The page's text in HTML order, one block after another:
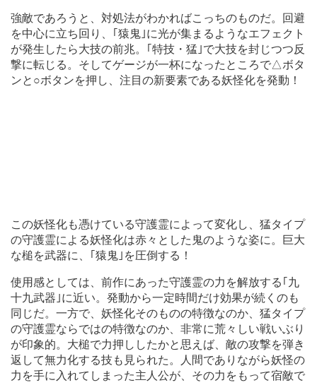
強敵であろうと、対処法がわかればこっちのものだ。回避
を中心に立ち回り、｢猿鬼｣に光が集まるようなエフェクト
が発生したら大技の前兆。｢特技・猛｣で大技を封じつつ反
撃に転じる。そしてゲージが一杯になったところで△ボタ
ンと○ボタンを押し、注目の新要素である妖怪化を発動！
この妖怪化も憑けている守護霊によって変化し、猛タイプ
の守護霊による妖怪化は赤々とした鬼のような姿に。巨大
な槌を武器に、｢猿鬼｣を圧倒する！
使用感としては、前作にあった守護霊の力を解放する｢九
十九武器｣に近い。発動から一定時間だけ効果が続くのも
同じだ。一方で、妖怪化そのものの特徴なのか、猛タイプ
の守護霊ならではの特徴なのか、非常に荒々しい戦いぶり
が印象的。大槌で力押ししたかと思えば、敵の攻撃を弾き
返して無力化する技も見られた。人間でありながら妖怪の
力を手に入れてしまった主人公が、その力をもって宿敵で